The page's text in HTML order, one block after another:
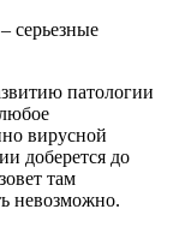
серьезные
патологии
вирусной
доберется до
там
невозможно.